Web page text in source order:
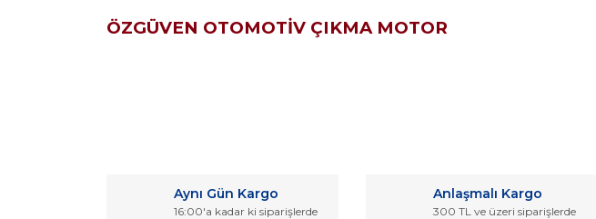
ÖZGÜVEN OTOMOTİV ÇIKMA MOTOR
Ürün resmi kalitesiz, bozuk veya görüntülenemiyor.
Aynı Gün Kargo
16:00'a kadar ki siparişlerde
Anlaşmalı Kargo
300 TL ve üzeri siparişlerde